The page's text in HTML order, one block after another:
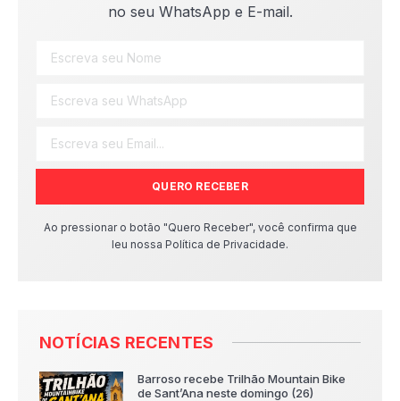
no seu WhatsApp e E-mail.
QUERO RECEBER
Ao pressionar o botão "Quero Receber", você confirma que
leu nossa Política de Privacidade.
NOTÍCIAS RECENTES
Barroso recebe Trilhão Mountain Bike
de Sant’Ana neste domingo (26)